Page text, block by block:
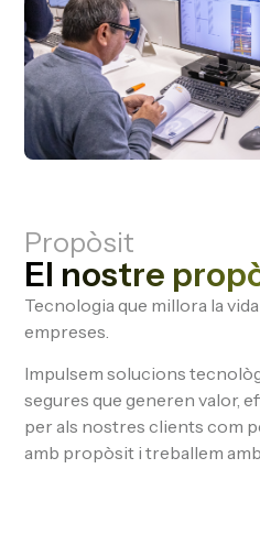
Propòsit
El nostre
Tecnologia que millora la
empreses.
Impulsem solucions
segures que generen valor,
per als nostres clients com
amb propòsit i treballem